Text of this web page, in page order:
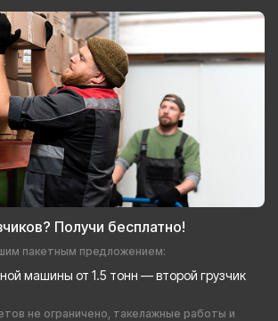
Получи бесплатно!
пакетным предложением:
машины от 1.5 тонн — второй грузчик
не ограничено, такелажные работы и